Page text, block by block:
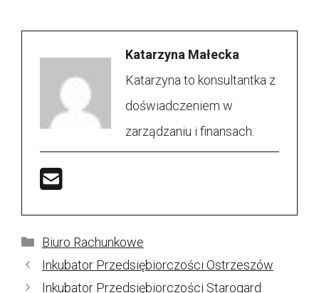
Katarzyna Małecka
Katarzyna to konsultantka z
doświadczeniem w
zarządzaniu i finansach.
Kategorie
Biuro Rachunkowe
Inkubator Przedsiębiorczości Ostrzeszów
Inkubator Przedsiębiorczości Starogard